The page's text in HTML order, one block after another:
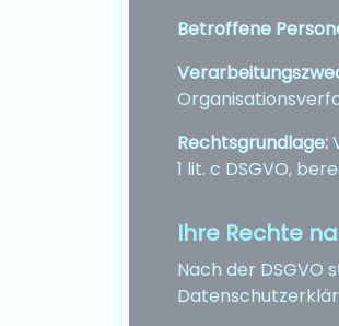
Betroffene
Rechtsgrundlage:
1 lit. c DSGVO,
Ihre Rechte
Nach der DSGVO